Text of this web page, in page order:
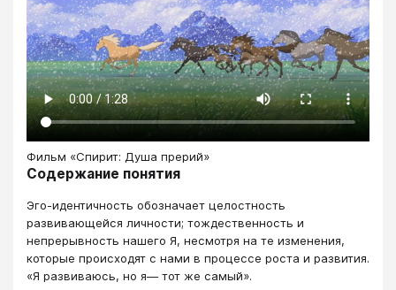
Фильм «Спирит: Душа прерий»
Содержание понятия
Эго-идентичность обозначает целостность
развивающейся личности; тождественность и
непрерывность нашего Я, несмотря на те изменения,
которые происходят с нами в процессе роста и развития.
«Я развиваюсь, но я— тот же самый».